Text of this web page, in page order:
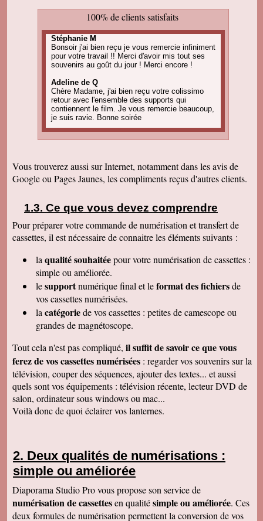
100% de clients satisfaits
Stéphanie M
Bonsoir j'ai bien reçu je vous remercie infiniment
pour votre travail !! Merci d'avoir mis tout ses
souvenirs au goût du jour ! Merci encore !
Adeline de Q
Chère Madame, j'ai bien reçu votre colissimo
retour avec l'ensemble des supports qui
contiennent le film. Je vous remercie beaucoup,
je suis ravie. Bonne soirée
projets de commande, alors, sûrement à bientôt
! Cordialement
d'image est parfaite. Merci beaucoup
Nadine H
Bonjour, on a bien reçu le colis on vous
remercie beaucoup bonne journée
Christian R
Encore une belle expérience, comme la
première fois nous sommes ravis. Merci de
pouvoir nous faire revivre le passé Travail
raffiné, effectué consciencieusement , avec en
plus des délais et prix tout à fait corrects
À recommander sans hésitation
Les Alesiens
Bonjour, super ! Suite au super résultat de la
première cassette, mes grands-parents ont
décidé de toutes les faire pour pouvoir voir a
nouveau ces souvenirs sur la télé :)
Cordialement
Cécile M
Bonjour. Je viens de recevoir le colis et je suis
en train de regarder les films sur mon ordinateur.
Amandine L
Bonjour nous avons bien reçus les cassettes et
les vidéos sont supers ! Merci beaucoup
Cordialement,
Jean-Marie B
Colis bien reçu ça marche en direct sur la TV.
Vous trouverez aussi sur Internet, notamment dans les avis de
Google ou Pages Jaunes, les compliments reçus d'autres clients.
Ce que vous devez comprendre
Pour préparer votre commande de numérisation et transfert de
cassettes, il est nécessaire de connaitre les éléments suivants :
la qualité souhaitéepour votre numérisation de cassettes :
simple ou améliorée.
lesupportnumérique final et leformat des fichiersde
vos cassettes numérisées.
la catégoriede vos cassettes : petites de camescope ou
grandes de magnétoscope.
Tout cela n'est pas compliqué, il suffit de savoir ce que vous
ferez de vos cassettes numérisées : regarder vos souvenirs sur la
télévision, couper des séquences, ajouter des textes... et aussi
quels sont vos équipements : télévision récente, lecteur DVD de
salon, ordinateur sous windows ou mac...
Voilà donc de quoi éclairer vos lanternes.
Deux qualités de numérisations :
simple ou améliorée
Diaporama Studio Pro vous propose son service de
numérisation de cassettesen qualitésimple ou améliorée. Ces
deux formules de numérisation permettent la conversion de vos